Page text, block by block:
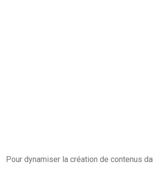
Pour dynamiser la création de contenus